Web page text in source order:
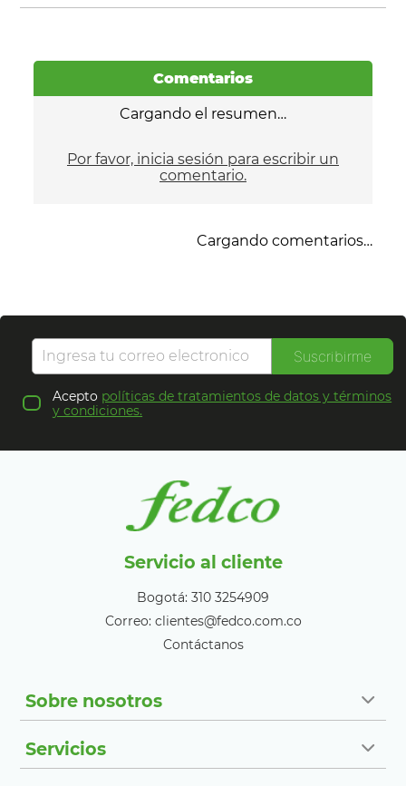
Comentarios
Cargando el resumen…
Por favor, inicia sesión para escribir un
comentario.
Cargando comentarios…
Suscribirme
Acepto políticas de tratamientos de datos y términos
y condiciones.
Servicio al cliente
Bogotá: 310 3254909
Correo: clientes@fedco.com.co
Contáctanos
Sobre nosotros
Servicios